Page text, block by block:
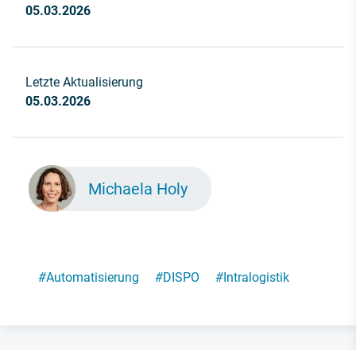
05.03.2026
Letzte Aktualisierung
05.03.2026
Michaela Holy
#Automatisierung #DISPO #Intralogistik